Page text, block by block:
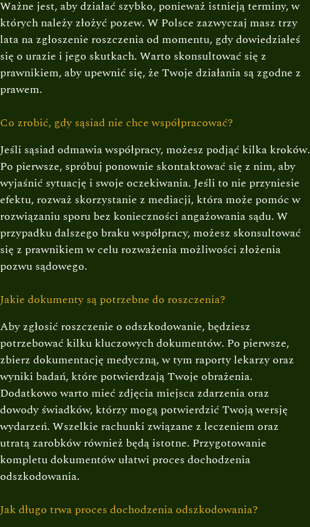
Ważne jest, aby działać szybko, ponieważ istnieją terminy, w
których należy złożyć pozew. W Polsce zazwyczaj masz trzy
lata na zgłoszenie roszczenia od momentu, gdy dowiedziałeś
się o urazie i jego skutkach. Warto skonsultować się z
prawnikiem, aby upewnić się, że Twoje działania są zgodne z
prawem.
Co zrobić, gdy sąsiad nie chce współpracować?
Jeśli sąsiad odmawia współpracy, możesz podjąć kilka kroków.
Po pierwsze, spróbuj ponownie skontaktować się z nim, aby
wyjaśnić sytuację i swoje oczekiwania. Jeśli to nie przyniesie
efektu, rozważ skorzystanie z mediacji, która może pomóc w
rozwiązaniu sporu bez konieczności angażowania sądu. W
przypadku dalszego braku współpracy, możesz skonsultować
się z prawnikiem w celu rozważenia możliwości złożenia
pozwu sądowego.
Jakie dokumenty są potrzebne do roszczenia?
Aby zgłosić roszczenie o odszkodowanie, będziesz
potrzebować kilku kluczowych dokumentów. Po pierwsze,
zbierz dokumentację medyczną, w tym raporty lekarzy oraz
wyniki badań, które potwierdzają Twoje obrażenia.
Dodatkowo warto mieć zdjęcia miejsca zdarzenia oraz
dowody świadków, którzy mogą potwierdzić Twoją wersję
wydarzeń. Wszelkie rachunki związane z leczeniem oraz
utratą zarobków również będą istotne. Przygotowanie
kompletu dokumentów ułatwi proces dochodzenia
odszkodowania.
Jak długo trwa proces dochodzenia odszkodowania?